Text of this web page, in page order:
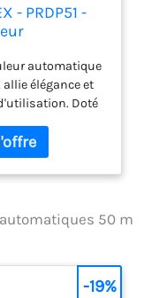
- PRDP51 -
automatique
allie élégance et
Doté
offre un grand
avec
du tuyau
située à l'arrière
Structure
laqué avec coque
50 m
-19%